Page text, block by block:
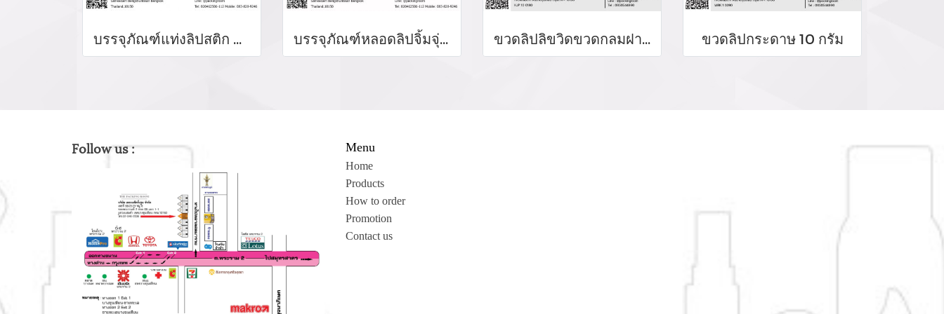
บรรจุภัณฑ์แท่งลิปสติก หลอดลิปแท่ง Lip stick package/ Lip tube สีแดงเงาฝาปิดแม่เหล็ก จำหน่ายบรรจุภัณฑ์เครื่องสำอางทุกประเภท บรรจุภัณฑ์หลอดลิปจิ้มจุ่ม หลอดลิปกลอส bottle lip gloss/ lip bottle ขวดลิป บรรจุภัณฑ์ใส่ลิป จำหน่ายบรรจุภัณฑ์เครื่องสำอางรรจุภัณฑ์เครื่องสำอางทุกประเภท ขวดลิปลิขวิดขวดกลมฝาเหลี่ยม ขวดลิปกระดาษ 10 กรัม
Follow us : Menu
Home
Products
How to order
Promotion
Contact us